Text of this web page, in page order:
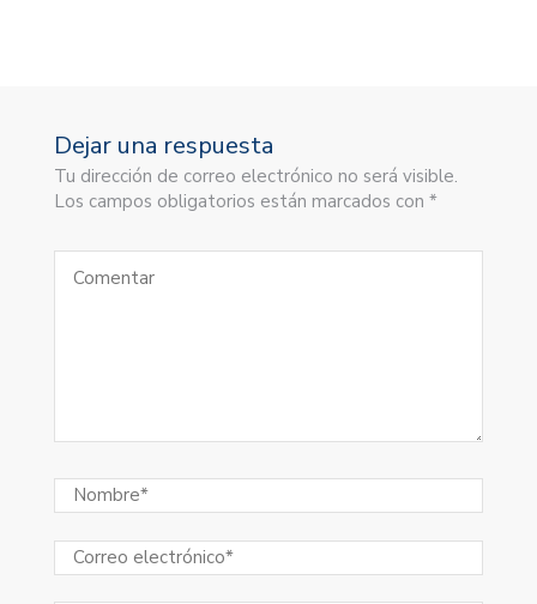
Dejar una respuesta
Tu dirección de correo electrónico no será visible.
Los campos obligatorios están marcados con *